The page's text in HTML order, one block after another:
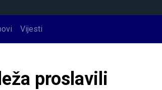
Vijesti
proslavili